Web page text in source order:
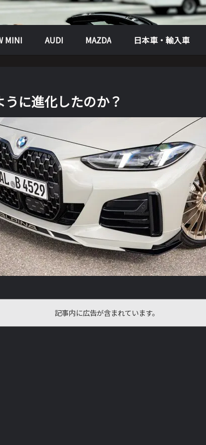
MINI AUDI MAZDA 日本車・輸入車
に進化したのか？
記事内に広告が含まれています。